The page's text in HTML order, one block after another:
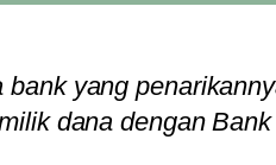
yang
dana dengan Bank